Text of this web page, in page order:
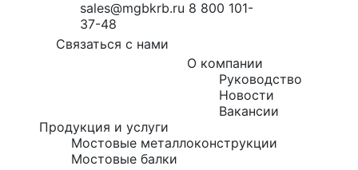
sales@mgbkrb.ru 8 800 101-
37-48
Связаться с нами
О компании
Руководство
Новости
Вакансии
Продукция и услуги
Мостовые металлоконструкции
Мостовые балки